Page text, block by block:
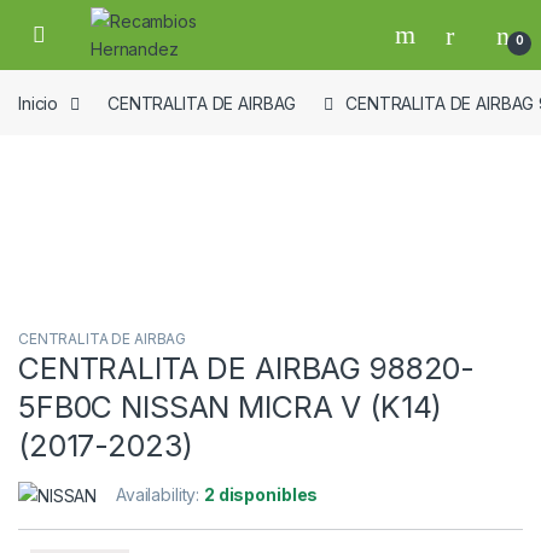
Skip to navigation
Skip to content
Open 0
Inicio CENTRALITA DE AIRBAG CENTRALITA DE
CENTRALITA DE AIRBAG
CENTRALITA DE AIRBAG 98820-
5FB0C NISSAN MICRA V (K14)
(2017-2023)
Availability: 2 disponibles